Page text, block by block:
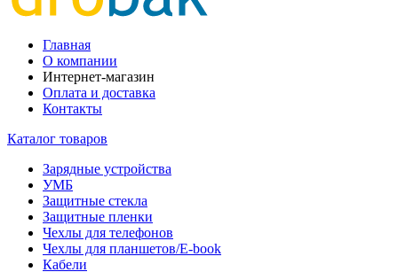
Главная
О компании
Интернет-магазин
Оплата и доставка
Контакты
Каталог товаров
Зарядные устройства
УМБ
Защитные стекла
Защитные пленки
Чехлы для телефонов
Чехлы для планшетов/E-book
Кабели